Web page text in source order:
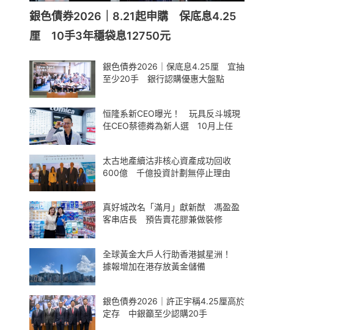
銀色債券2026｜8.21起申購 保底息4.25
厘 10手3年穩袋息12750元
銀色債券2026｜保底息4.25厘 宜抽
至少20手 銀行認購優惠大盤點
恒隆系新CEO曝光！ 玩具反斗城現
任CEO蔡德粦為新人選 10月上任
太古地產續沽非核心資產成功回收
600億 千億投資計劃無停止理由
真好城改名「滿月」獻新猷 馮盈盈
客串店長 預告賣花膠兼做裝修
全球黃金大戶人行助香港撼星洲！
據報增加在港存放黃金儲備
銀色債券2026｜許正宇稱4.25厘高於
定存 中銀籲至少認購20手